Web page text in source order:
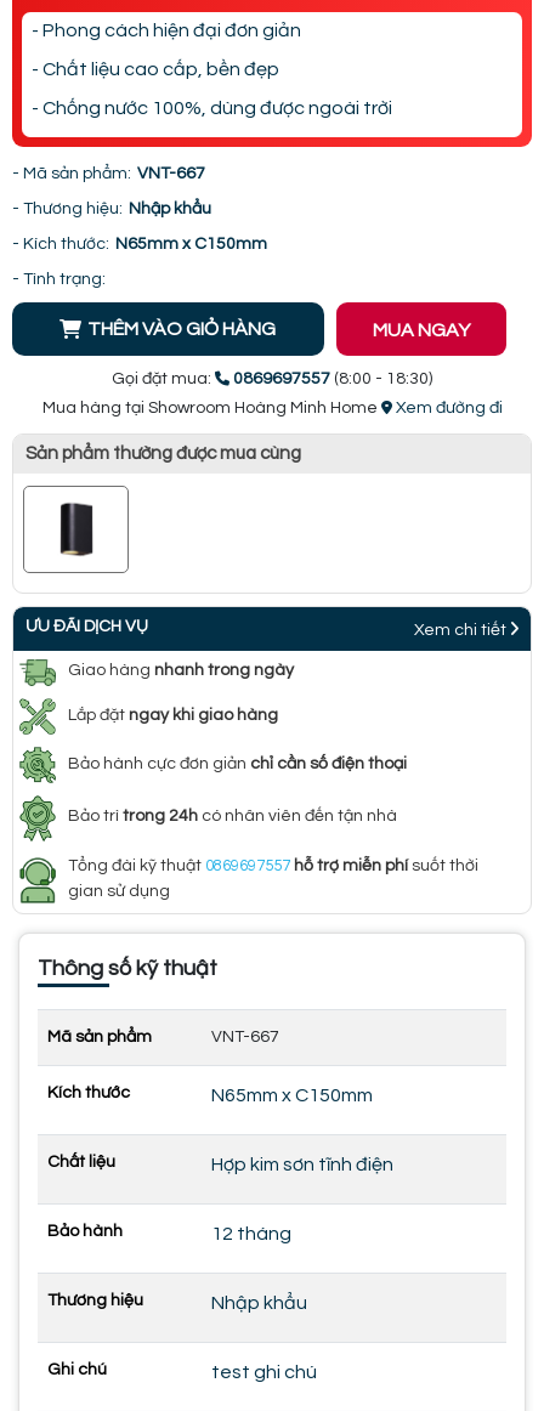
- Phong cách hiện đại đơn giản
- Chất liệu cao cấp, bền đẹp
- Chống nước 100%, dùng được ngoài trời
- Mã sản phẩm: VNT-667
- Thương hiệu: Nhập khẩu
- Kích thước: N65mm x C150mm
- Tình trạng:
THÊM VÀO GIỎ HÀNG MUA NGAY
Gọi đặt mua: 0869697557 (8:00 - 18:30)
Mua hàng tại Showroom Hoàng Minh Home
Xem đường đi
Sản phẩm thường được mua cùng
ƯU ĐÃI DỊCH VỤ Xem chi tiết
Giao hàng nhanh trong ngày
Lắp đặt ngay khi giao hàng
Bảo hành cực đơn giản chỉ cần số điện thoại
Bảo trì trong 24h có nhân viên đến tận nhà
Tổng đài kỹ thuật 0869697557 hỗ trợ miễn phísuốt thời
gian sử dụng
Thông số kỹ thuật
Mã sản phẩm VNT-667
Kích thước N65mm x C150mm
Chất liệu Hợp kim sơn tĩnh điện
Bảo hành 12 tháng
Thương hiệu Nhập khẩu
Ghi chú test ghi chú